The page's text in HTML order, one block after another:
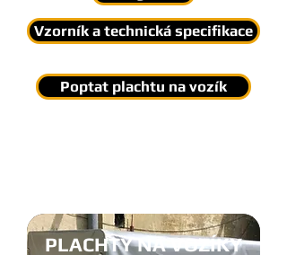
Vzorník a technická specifikace
Poptat plachtu na vozík
PLACHTY NA VOZÍKY